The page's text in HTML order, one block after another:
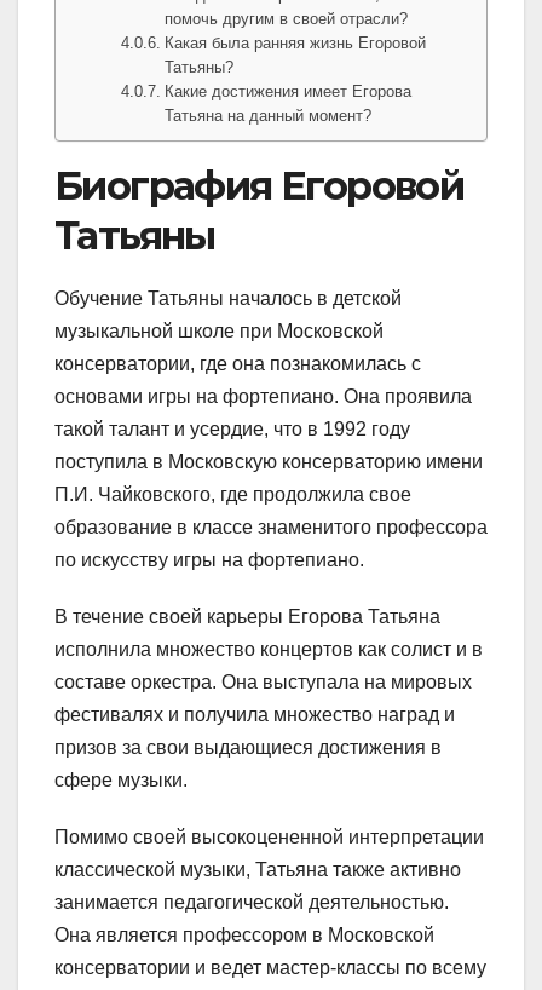
помочь другим в своей отрасли?
Какая была ранняя жизнь Егоровой
Татьяны?
Какие достижения имеет Егорова
Татьяна на данный момент?
Биография Егоровой
Татьяны
Обучение Татьяны началось в детской
музыкальной школе при Московской
консерватории, где она познакомилась с
основами игры на фортепиано. Она проявила
такой талант и усердие, что в 1992 году
поступила в Московскую консерваторию имени
П.И. Чайковского, где продолжила свое
образование в классе знаменитого профессора
по искусству игры на фортепиано.
В течение своей карьеры Егорова Татьяна
исполнила множество концертов как солист и в
составе оркестра. Она выступала на мировых
фестивалях и получила множество наград и
призов за свои выдающиеся достижения в
сфере музыки.
Помимо своей высокоцененной интерпретации
классической музыки, Татьяна также активно
занимается педагогической деятельностью.
Она является профессором в Московской
консерватории и ведет мастер-классы по всему